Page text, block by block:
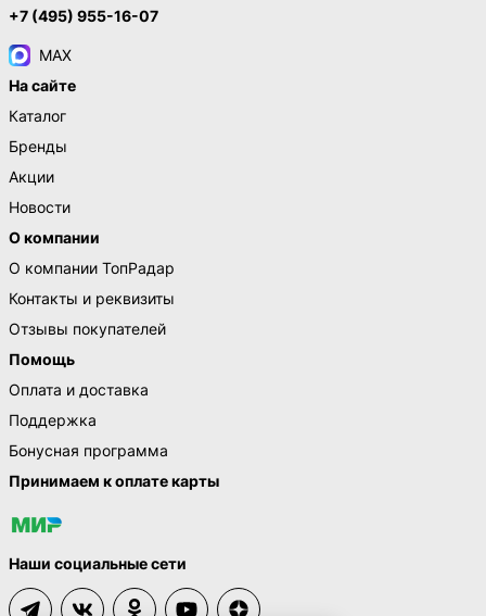
+7 (495) 955-16-07
MAX
На сайте
Каталог
Бренды
Акции
Новости
О компании
О компании ТопРадар
Контакты и реквизиты
Отзывы покупателей
Помощь
Оплата и доставка
Поддержка
Бонусная программа
Принимаем к оплате карты
Наши социальные сети